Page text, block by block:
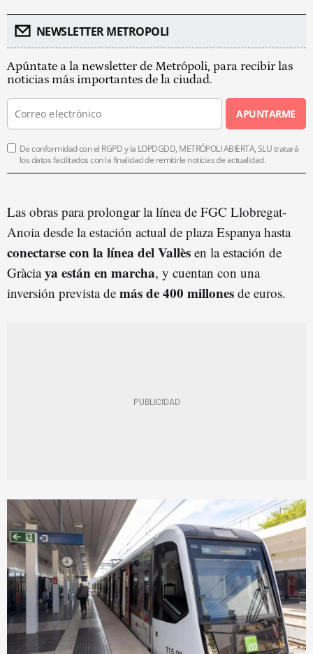
NEWSLETTER METROPOLI
Apúntate a la newsletter de Metrópoli, para recibir las
noticias más importantes de la ciudad.
APUNTARME
De conformidad con el RGPD y la LOPDGDD, METRÓPOLI ABIERTA, SLU tratará
los datos facilitados con la finalidad de remitirle noticias de actualidad.
Las obras para prolongar la línea de FGC Llobregat-
Anoia desde la estación actual de plaza Espanya hasta
conectarse con la línea del Vallès en la estación de
Gràciaya están en marcha, y cuentan con una
inversión prevista de más de 400 millones de euros.